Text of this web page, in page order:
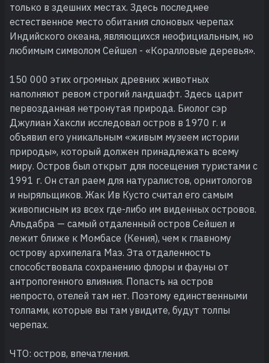
только в здешних местах. Здесь последнее
естественное место обитания слоновых черепах
Индийского океана, являющихся неофициальным, но
любимым символом Сейшел - «Коралловые деревья».
150 000 этих огромных древних животных
наполняют ревом строгий ландшафт. Здесь царит
первозданная нетронутая природа. Биолог сэр
Джулиан Хаксли исследовал остров в 1970 г. и
объявил его уникальным «живым музеем истории
природы», который должен принадлежать всему
миру. Остров был открыт для посещения туристами с
1991 г. Он стал раем для натуралистов, орнитологов
и ныряльщиков. Жак Ив Кусто считал его самым
живописным из всех где-либо им виденных островов.
Альдабра — самый отдаленный остров Сейшел и
лежит ближе к Момбасе (Кения), чем к главному
острову архипелага Маэ. Эта отдаленность
способствовала сохранению флоры и фауны от
антропогенного влияния. Попасть на остров
непросто, отелей там нет. Поэтому единственными
толпами, которые вы там увидите, будут толпы
черепах.
ЧТО: остров, впечатления.